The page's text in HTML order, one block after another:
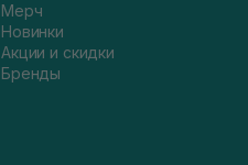
Мерч
Новинки
Акции и скидки
Бренды